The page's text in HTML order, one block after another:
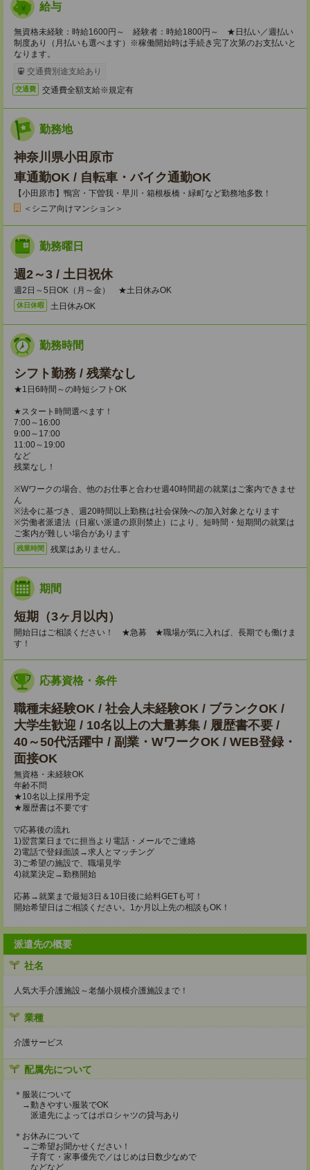
給与
無資格未経験：時給1600円～ 経験者：時給1800円～ ★日払い／週払い
制度あり（月払いも選べます）※稼働開始時は手続き完了次第のお支払いと
なります。
交通費別途支給あり
交通費 交通費全額支給※規定有
勤務地
神奈川県小田原市
車通勤OK / 自転車・バイク通勤OK
【小田原市】鴨宮・下曽我・早川・箱根板橋・緑町など勤務地多数！
＜シニア向けマンション＞
勤務曜日
週2～3 / 土日祝休
週2日～5日OK（月～金） ★土日休みOK
休日休暇 土日休みOK
勤務時間
シフト勤務 / 残業なし
★1日6時間～の時短シフトOK
★スタート時間選べます！
7:00～16:00
9:00～17:00
11:00～19:00
など
残業なし！
※Wワークの場合、他のお仕事と合わせ週40時間超の就業はご案内できませ
ん
※法令に基づき、週20時間以上勤務は社会保険への加入対象となります
※労働者派遣法（日雇い派遣の原則禁止）により、短時間・短期間の就業は
ご案内が難しい場合があります
残業時間 残業はありません。
期間
短期（3ヶ月以内）
開始日はご相談ください！ ★急募 ★職場が気に入れば、長期でも働けま
す！
応募資格・条件
職種未経験OK / 社会人未経験OK / ブランクOK /
大学生歓迎 / 10名以上の大量募集 / 履歴書不要 /
40～50代活躍中 / 副業・WワークOK / WEB登録・
面接OK
無資格・未経験OK
年齢不問
★10名以上採用予定
★履歴書は不要です
▽応募後の流れ
1)翌営業日までに担当より電話・メールでご連絡
2)電話で登録面談→求人とマッチング
3)ご希望の施設で、職場見学
4)就業決定→勤務開始
応募→就業まで最短3日＆10日後に給料GETも可！
開始希望日はご相談ください。1か月以上先の相談もOK！
派遣先の概要
社名
人気大手介護施設～老舗小規模介護施設まで！
業種
介護サービス
配属先について
＊服装について
→動きやすい服装でOK
派遣先によってはポロシャツの貸与あり
＊お休みについて
→ご希望お聞かせください！
子育て・家事優先で／はじめは日数少なめで
などなど